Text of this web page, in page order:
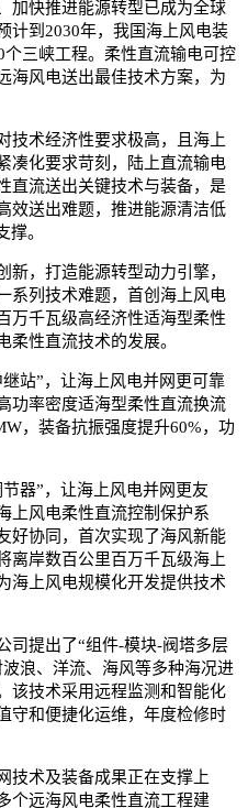
加快推进能源转型已成为全球
计到2030年，我国海上风电装
三峡工程。柔性直流输电可控
海风电送出最佳技术方案，为
技术经济性要求极高，且海上
凑化要求苛刻，陆上直流输电
直流送出关键技术与装备，是
效送出难题，推进能源清洁低
撑。
新，打造能源转型动力引擎，
系列技术难题，首创海上风电
万千瓦级高经济性适海型柔性
柔性直流技术的发展。
站”，让海上风电并网更可靠
功率密度适海型柔性直流换流
，装备抗振强度提升60%，功
器”，让海上风电并网更友
上风电柔性直流控制保护系
好协同，首次实现了海风新能
离岸数百公里百万千瓦级海上
海上风电规模化开发提供技术
司提出了“组件-模块-阀塔多层
浪、洋流、海风等多种海况进
该技术采用远程监测和智能化
守和便捷化运维，年度检修时
技术及装备成果正在支撑上
个远海风电柔性直流工程建